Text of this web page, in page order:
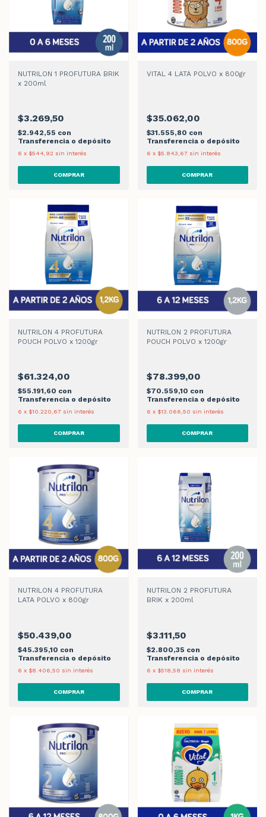
NUTRILON 1 PROFUTURA BRIK
x 200ml
$3.269,50
$2.942,55 con
Transferencia o depósito
6 x $544,92 sin interés
VITAL 4 LATA POLVO x 800gr
$35.062,00
$31.555,80 con
Transferencia o depósito
6 x $5.843,67 sin interés
NUTRILON 4 PROFUTURA
POUCH POLVO x 1200gr
$61.324,00
$55.191,60 con
Transferencia o depósito
6 x $10.220,67 sin interés
NUTRILON 2 PROFUTURA
POUCH POLVO x 1200gr
$78.399,00
$70.559,10 con
Transferencia o depósito
6 x $13.066,50 sin interés
NUTRILON 4 PROFUTURA
LATA POLVO x 800gr
$50.439,00
$45.395,10 con
Transferencia o depósito
6 x $8.406,50 sin interés
NUTRILON 2 PROFUTURA
BRIK x 200ml
$3.111,50
$2.800,35 con
Transferencia o depósito
6 x $518,58 sin interés